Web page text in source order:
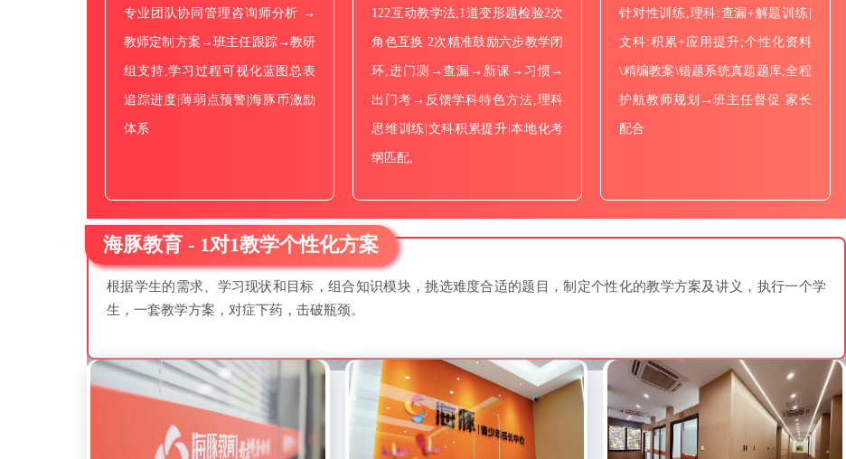
专业团队协同管理咨询师分析 →
教师定制方案→班主任跟踪→教研
组支持,学习过程可视化蓝图总表
追踪进度|薄弱点预警|海豚币激励
体系
122互动教学法,1道变形题检验2次
角色互换 2次精准鼓励六步教学闭
环,进门测→查漏→新课→习惯→
出门考→反馈学科特色方法,理科
思维训练|文科积累提升|本地化考
纲匹配,
针对性训练,理科:查漏+解题训练|
文科:积累+应用提升;个性化资料
\精编教案\错题系统真题题库;全程
护航教师规划→班主任督促 家长
配合
海豚教育 - 1对1教学个性化方案
根据学生的需求、学习现状和目标，组合知识模块，挑选难度合适的题目，制定个性化的教学方案及讲义，执行一个学
生，一套教学方案，对症下药，击破瓶颈。